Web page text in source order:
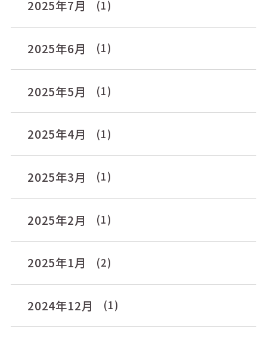
2025年7月 (1)
2025年6月 (1)
2025年5月 (1)
2025年4月 (1)
2025年3月 (1)
2025年2月 (1)
2025年1月 (2)
2024年12月 (1)